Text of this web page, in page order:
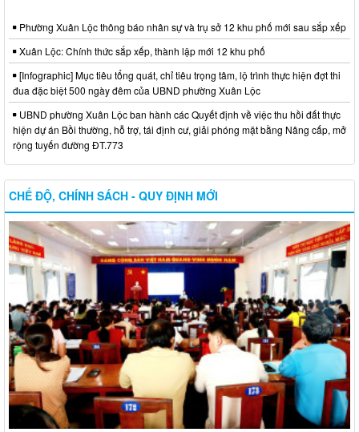
Phường Xuân Lộc thông báo nhân sự và trụ sở 12 khu phố mới sau sắp xếp
Xuân Lộc: Chính thức sắp xếp, thành lập mới 12 khu phố
[Infographic] Mục tiêu tổng quát, chỉ tiêu trọng tâm, lộ trình thực hiện đợt thi
đua đặc biệt 500 ngày đêm của UBND phường Xuân Lộc
UBND phường Xuân Lộc ban hành các Quyết định về việc thu hồi đất thực
hiện dự án Bồi thường, hỗ trợ, tái định cư, giải phóng mặt bằng Nâng cấp, mở
rộng tuyến đường ĐT.773
CHẾ ĐỘ, CHÍNH SÁCH - QUY ĐỊNH MỚI